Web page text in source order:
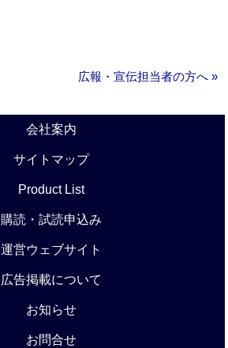
広報・宣伝担当者の方へ »
会社案内
サイトマップ
Product List
購読・試読申込み
運営ウェブサイト
広告掲載について
お知らせ
お問合せ